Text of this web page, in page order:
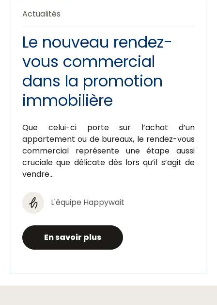
Actualités
Le nouveau rendez-
vous commercial
dans la promotion
immobilière
Que celui-ci porte sur l’achat d’un
appartement ou de bureaux, le rendez-vous
commercial représente une étape aussi
cruciale que délicate dès lors qu’il s’agit de
vendre...
L'équipe Happywait
En savoir plus